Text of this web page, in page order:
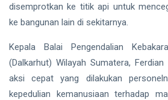
disemprotkan ke titik api untuk
ke bangunan lain di sekitarnya.
Kepala Balai Pengendalian
(Dalkarhut) Wilayah Sumatera,
aksi cepat yang dilakukan
kepedulian kemanusiaan terhadap